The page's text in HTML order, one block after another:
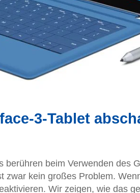
3-Tablet
berühren beim Verwenden des
zwar kein großes Problem.
Wir zeigen, wie das